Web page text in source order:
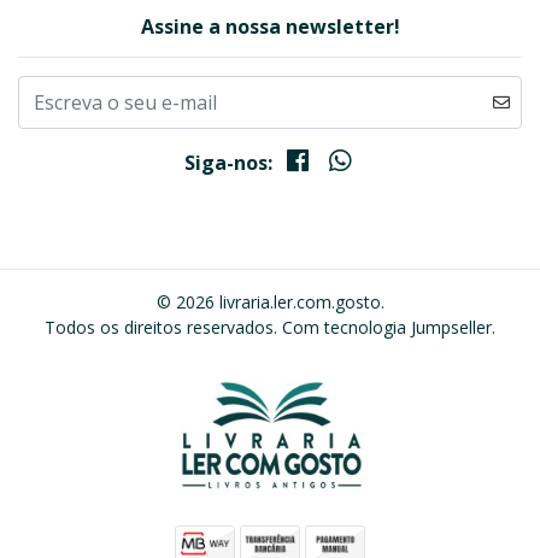
Assine a nossa newsletter!
Siga-nos:
© 2026 livraria.ler.com.gosto.
Todos os direitos reservados. Com tecnologia Jumpseller.